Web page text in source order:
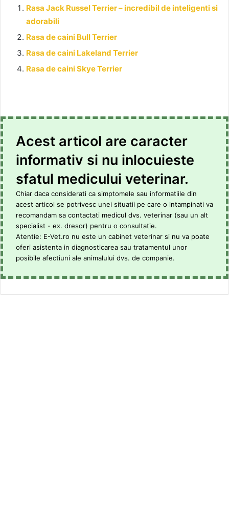
Rasa Jack Russel Terrier – incredibil de inteligenti si
adorabili
Rasa de caini Bull Terrier
Rasa de caini Lakeland Terrier
Rasa de caini Skye Terrier
Acest articol are caracter
informativ si nu inlocuieste
sfatul medicului veterinar.
Chiar daca considerati ca simptomele sau informatiile din
acest articol se potrivesc unei situatii pe care o intampinati va
recomandam sa contactati medicul dvs. veterinar (sau un alt
specialist - ex. dresor) pentru o consultatie.
Atentie: E-Vet.ro nu este un cabinet veterinar si nu va poate
oferi asistenta in diagnosticarea sau tratamentul unor
posibile afectiuni ale animalului dvs. de companie.